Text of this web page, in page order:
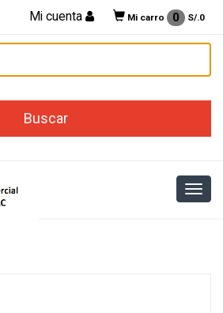
Mi cuenta Mi carro 0 S/.0